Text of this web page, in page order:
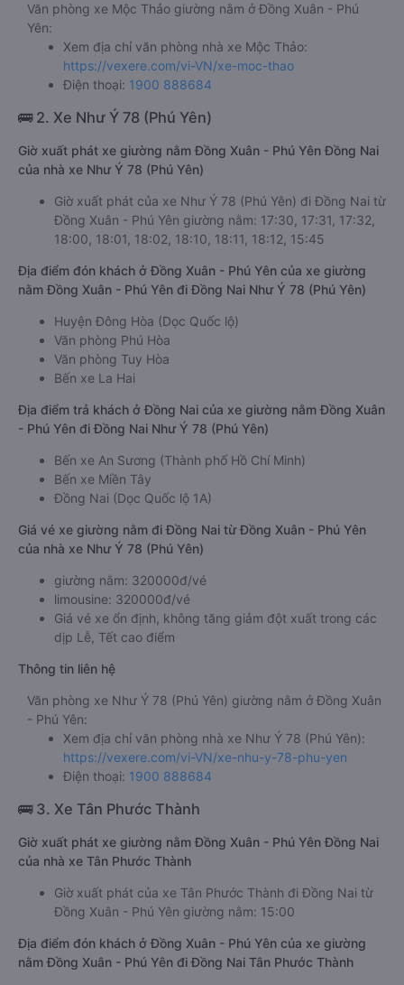
Văn phòng xe Mộc Thảo giường nằm ở Đồng Xuân - Phú
Yên:
Xem địa chỉ văn phòng nhà xe Mộc Thảo:
https://vexere.com/vi-VN/xe-moc-thao
Điện thoại: 1900 888684
🚌 2. Xe Như Ý 78 (Phú Yên)
Giờ xuất phát xe giường nằm Đồng Xuân - Phú Yên Đồng Nai
của nhà xe Như Ý 78 (Phú Yên)
Giờ xuất phát của xe Như Ý 78 (Phú Yên) đi Đồng Nai từ
Đồng Xuân - Phú Yên giường nằm: 17:30, 17:31, 17:32,
18:00, 18:01, 18:02, 18:10, 18:11, 18:12, 15:45
Địa điểm đón khách ở Đồng Xuân - Phú Yên của xe giường
nằm Đồng Xuân - Phú Yên đi Đồng Nai Như Ý 78 (Phú Yên)
Huyện Đông Hòa (Dọc Quốc lộ)
Văn phòng Phú Hòa
Văn phòng Tuy Hòa
Bến xe La Hai
Địa điểm trả khách ở Đồng Nai của xe giường nằm Đồng Xuân
- Phú Yên đi Đồng Nai Như Ý 78 (Phú Yên)
Bến xe An Sương (Thành phố Hồ Chí Minh)
Bến xe Miền Tây
Đồng Nai (Dọc Quốc lộ 1A)
Giá vé xe giường nằm đi Đồng Nai từ Đồng Xuân - Phú Yên
của nhà xe Như Ý 78 (Phú Yên)
giường nằm: 320000đ/vé
limousine: 320000đ/vé
Giá vé xe ổn định, không tăng giảm đột xuất trong các
dịp Lễ, Tết cao điểm
Thông tin liên hệ
Văn phòng xe Như Ý 78 (Phú Yên) giường nằm ở Đồng Xuân
- Phú Yên:
Xem địa chỉ văn phòng nhà xe Như Ý 78 (Phú Yên):
https://vexere.com/vi-VN/xe-nhu-y-78-phu-yen
Điện thoại: 1900 888684
🚌 3. Xe Tân Phước Thành
Giờ xuất phát xe giường nằm Đồng Xuân - Phú Yên Đồng Nai
của nhà xe Tân Phước Thành
Giờ xuất phát của xe Tân Phước Thành đi Đồng Nai từ
Đồng Xuân - Phú Yên giường nằm: 15:00
Địa điểm đón khách ở Đồng Xuân - Phú Yên của xe giường
nằm Đồng Xuân - Phú Yên đi Đồng Nai Tân Phước Thành